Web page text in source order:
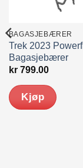
BAGASJEBÆRER
Trek 2023
Bagasjebærer
kr799.00
Kjøp